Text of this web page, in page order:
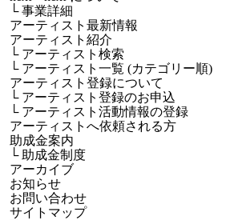
└事業詳細
アーティスト最新情報
アーティスト紹介
└ アーティスト検索
└ アーティスト一覧 (カテゴリー順)
アーティスト登録について
└ アーティスト登録のお申込
└ アーティスト活動情報の登録
アーティストへ依頼される方
助成金案内
└ 助成金制度
アーカイブ
お知らせ
お問い合わせ
サイトマップ